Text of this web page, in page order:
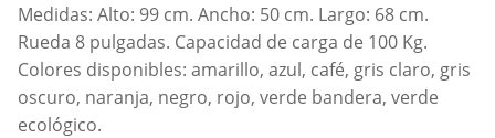
Medidas: Alto: 99 cm. Ancho: 50 cm. Largo: 68 cm.
Rueda 8 pulgadas. Capacidad de carga de 100 Kg.
Colores disponibles: amarillo, azul, café, gris claro, gris
oscuro, naranja, negro, rojo, verde bandera, verde
ecológico.